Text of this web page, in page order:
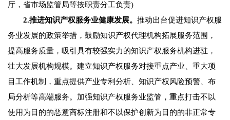
厅，省市场监管局等按职责分工负责)
2.推进知识产权服务业健康发展。 推动出台促进知识产权服
务业发展的政策举措，鼓励知识产权代理机构拓展服务范围，
提高服务质量，吸引具有较强实力的知识产权服务机构进驻，
壮大发展机构规模。建立知识产权服务对接重点产业、重大项
目工作机制，重点提供产业专利分析、知识产权风险预警、布
局分析等高端服务。加强知识产权服务业监管，重点打击不以
使用为目的的恶意商标注册和不以保护创新为目的的非正常专